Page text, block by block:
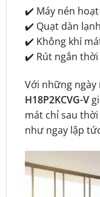
✔️ Máy nén
✔️ Quạt dàn
✔️ Không khí
✔️ Rút ngắn thời
Với những ngày
H18P2KCVG-V
mát chỉ sau
như ngay lập